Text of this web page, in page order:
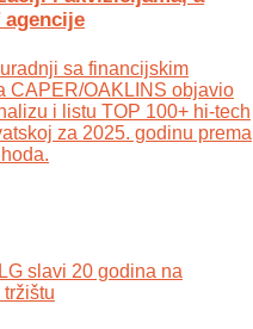
agencije
sa financijskim
CAPER/OAKLINS objavio
i listu TOP 100+ hi-tech
za 2025. godinu prema